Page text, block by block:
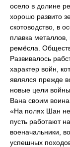
осело в долине
хорошо развито
скотоводство, в
плавка металлов,
ремёсла.
Развивалось
характер войн,
являлся прежде
новые цели
Вана своим
«На полях Шан
пусть работают
военачальники,
успешных